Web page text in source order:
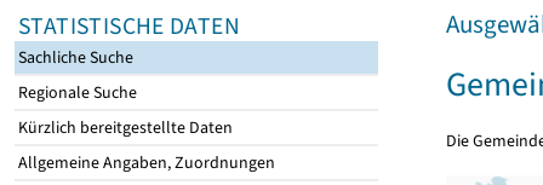
STATISTISCHE DATEN
Sachliche Suche
Regionale Suche
Kürzlich bereitgestellte Daten
Allgemeine Angaben, Zuordnungen
Die